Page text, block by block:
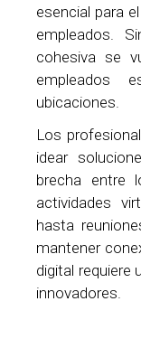
esencial para
empleados.
cohesiva se
empleados
ubicaciones.
Los
idear
brecha entre
actividades
hasta
mantener
digital requiere
innovadores.